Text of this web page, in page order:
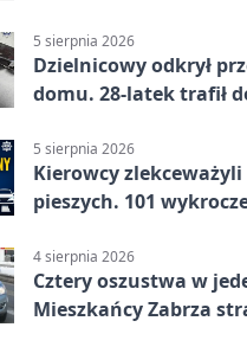
5 sierpnia 2026
Dzielnicowy odkrył
domu. 28-latek trafił
5 sierpnia 2026
Kierowcy
pieszych. 101
4 sierpnia 2026
Cztery oszustwa w
Mieszkańcy Zabrza